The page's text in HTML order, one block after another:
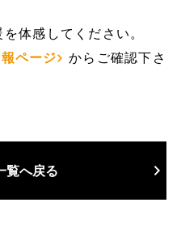
体感してください。
ページ
からご確認下さ
覧へ戻る